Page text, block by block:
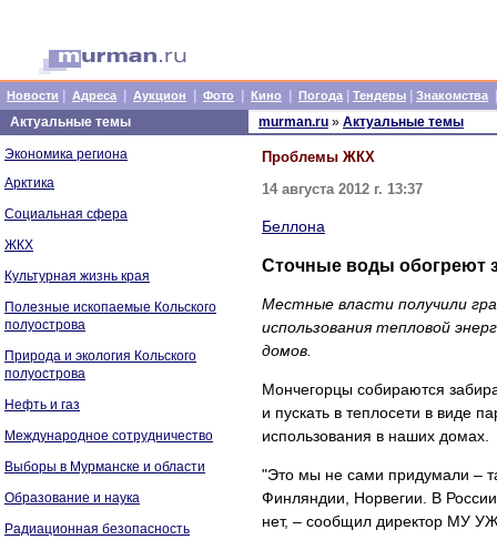
Новости Адреса Аукцион Фото Кино Погода Тендеры Знакомства
Актуальные темы
Экономика региона
Арктика
Социальная сфера
ЖКХ
Культурная жизнь края
Полезные ископаемые Кольского
полуострова
Природа и экология Кольского
полуострова
Нефть и газ
Международное сотрудничество
Выборы в Мурманске и области
Образование и наука
Радиационная безопасность
murman.ru » Актуальные темы
Проблемы ЖКХ
14 августа 2012 г. 13:37
Беллона
Сточные воды обогреют
Местные власти получили
использования тепловой
домов.
Мончегорцы собираются
и пускать в теплосети в виде
использования в наших домах.
"Это мы не сами придумали –
Финляндии, Норвегии. В
нет, – сообщил директор МУ